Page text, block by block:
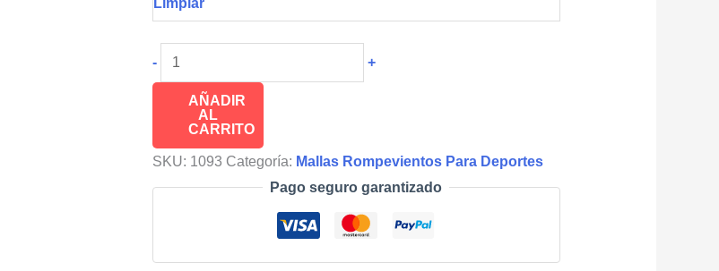
-
OBAMALLA®
Malla
Privacidad
Rompevientos,
color
88%)
+
AÑADIR
AL
CARRITO
SKU: 1093 Categoría: Mallas Rompevientos Para Deportes
Pago seguro garantizado